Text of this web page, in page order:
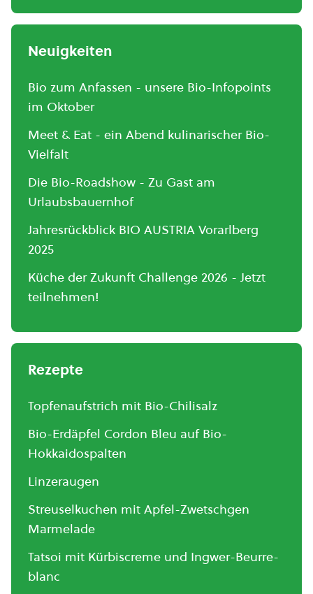
Neuigkeiten
Bio zum Anfassen - unsere Bio-Infopoints
im Oktober
Meet & Eat - ein Abend kulinarischer Bio-
Vielfalt
Die Bio-Roadshow - Zu Gast am
Urlaubsbauernhof
Jahresrückblick BIO AUSTRIA Vorarlberg
2025
Küche der Zukunft Challenge 2026 - Jetzt
teilnehmen!
Rezepte
Topfenaufstrich mit Bio-Chilisalz
Bio-Erdäpfel Cordon Bleu auf Bio-
Hokkaidospalten
Linzeraugen
Streuselkuchen mit Apfel-Zwetschgen
Marmelade
Tatsoi mit Kürbiscreme und Ingwer-Beurre-
blanc